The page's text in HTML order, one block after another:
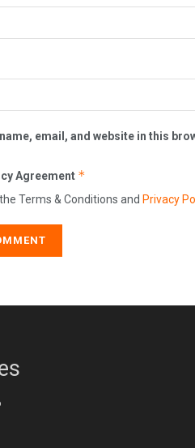
email, and website in this
Agreement *
Terms & Conditions and Privacy